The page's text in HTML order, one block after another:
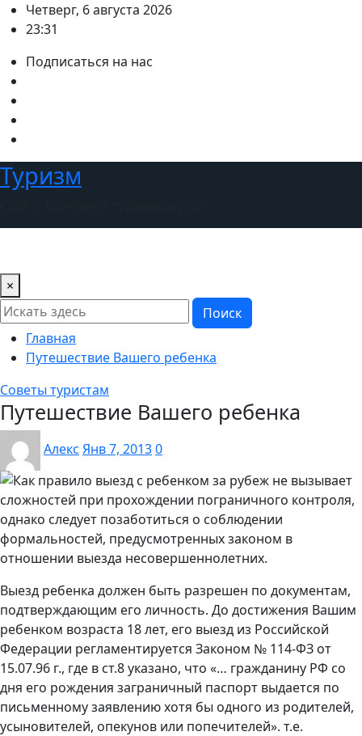
ПерейтиЧетверг, 6 августа 2026
23:31
Подписаться на нас
Туризм
×
Поиск
Главная
Путешествие Вашего ребенка
Советы туристам
Путешествие Вашего ребенка
Алекс Янв 7, 20130
Как правило выезд с ребенком за рубеж не вызывает
сложностей при прохождении пограничного контроля,
однако следует позаботиться о соблюдении
формальностей, предусмотренных законом в
отношении выезда несовершеннолетних.
Выезд ребенка должен быть разрешен по документам,
подтверждающим его личность. До достижения Вашим
ребенком возраста 18 лет, его выезд из Российской
Федерации регламентируется Законом № 114-ФЗ от
15.07.96 г., где в ст.8 указано, что «… гражданину РФ со
дня его рождения заграничный паспорт выдается по
письменному заявлению хотя бы одного из родителей,
усыновителей, опекунов или попечителей». т.е.